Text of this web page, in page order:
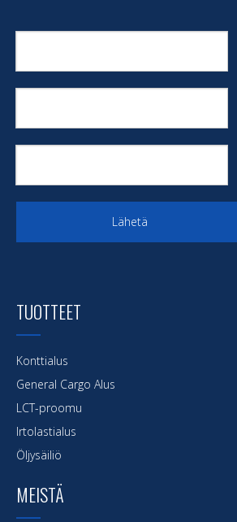
Lähetä
TUOTTEET
Konttialus
General Cargo Alus
LCT-proomu
Irtolastialus
Öljysäiliö
MEISTÄ